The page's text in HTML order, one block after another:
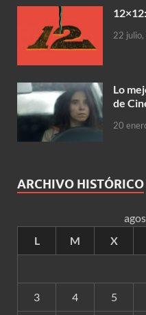
22
Lo
de
20
ARCHIVO HISTÓRICO
L
M X
3 4 5